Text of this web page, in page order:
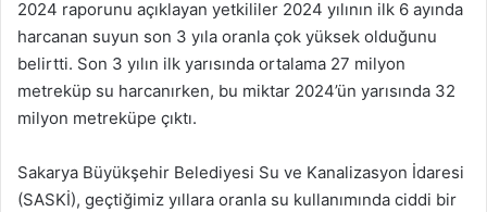
2024 raporunu açıklayan yetkililer 2024 yılının ilk 6 ayında
harcanan suyun son 3 yıla oranla çok yüksek olduğunu
belirtti. Son 3 yılın ilk yarısında ortalama 27 milyon
metreküp su harcanırken, bu miktar 2024’ün yarısında 32
milyon metreküpe çıktı.
Sakarya Büyükşehir Belediyesi Su ve Kanalizasyon İdaresi
(SASKİ), geçtiğimiz yıllara oranla su kullanımında ciddi bir